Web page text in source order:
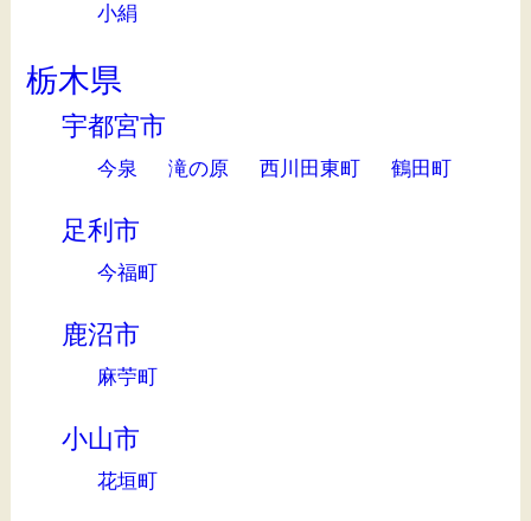
小絹
栃木県
宇都宮市
今泉 滝の原 西川田東町 鶴田町
足利市
今福町
鹿沼市
麻苧町
小山市
花垣町